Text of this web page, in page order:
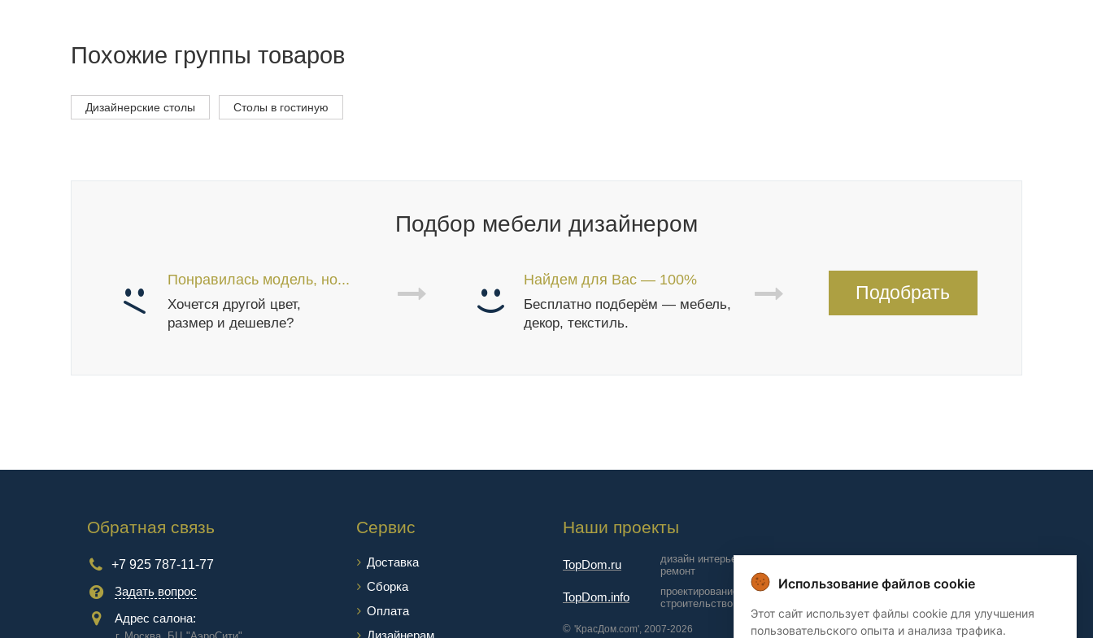
Похожие группы товаров
Дизайнерские столы Столы в гостиную
Подбор мебели дизайнером
Понравилась модель, но...
Хочется другой цвет,
размер и дешевле?
Найдем для Вас — 100%
Бесплатно подберём — мебель,
декор, текстиль.
Подобрать
Обратная связь
+7 925 787-11-77
Задать вопрос
Адрес салона:
Сервис
Доставка
Сборка
Оплата
Дизайнерам
Наши проекты
TopDom.ru
дизайн интерьера и
ремонт
TopDom.info
проектирование и
строительство домов
© 'КрасДом.com', 2007-2026
Использование файлов cookie
Этот сайт использует файлы cookie для улучшения
пользовательского опыта и анализа трафика.